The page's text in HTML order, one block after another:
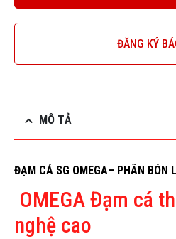
ĐĂNG KÝ
MÔ TẢ
ĐẠM CÁ SG OMEGA– PHÂN BÓN
OMEGA Đạm cá
nghệ cao